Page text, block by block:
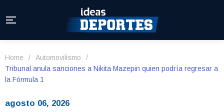
Home / Automovilismo
/
Tribunal anula sanciones a Nikita Mazepin quien podría regresar a
la Fórmula 1
agosto 06, 2026